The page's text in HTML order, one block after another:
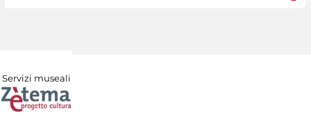
Servizi museali